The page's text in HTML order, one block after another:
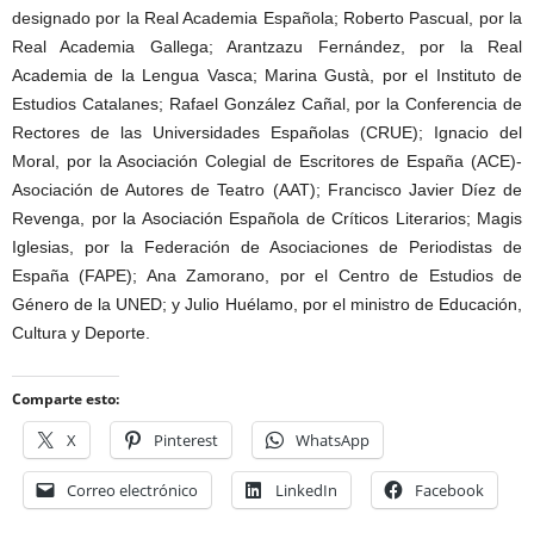
designado por la Real Academia Española; Roberto Pascual, por la
Real Academia Gallega; Arantzazu Fernández, por la Real
Academia de la Lengua Vasca; Marina Gustà, por el Instituto de
Estudios Catalanes; Rafael González Cañal, por la Conferencia de
Rectores de las Universidades Españolas (CRUE); Ignacio del
Moral, por la Asociación Colegial de Escritores de España (ACE)-
Asociación de Autores de Teatro (AAT); Francisco Javier Díez de
Revenga, por la Asociación Española de Críticos Literarios; Magis
Iglesias, por la Federación de Asociaciones de Periodistas de
España (FAPE); Ana Zamorano, por el Centro de Estudios de
Género de la UNED; y Julio Huélamo, por el ministro de Educación,
Cultura y Deporte.
Comparte esto:
X Pinterest WhatsApp
Correo electrónico LinkedIn Facebook